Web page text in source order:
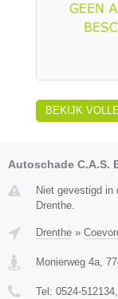
BEKIJK
Autoschade C.A.S.
Niet gevestigd in
Drenthe.
Drenthe »
Monierweg 4a,
Tel: 0524-512134